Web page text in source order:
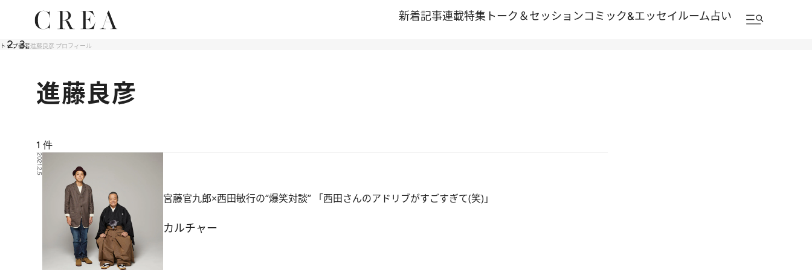
新着記事連載特集 トーク＆セッションコミック&エッセイルーム占い
トップ著者進藤良彦 プロフィール
進藤良彦
1 件
2021.2.5
宮藤官九郎×西田敏行の“爆笑対談” 「西田さんのアドリブがすごすぎて(笑)」
カルチャー